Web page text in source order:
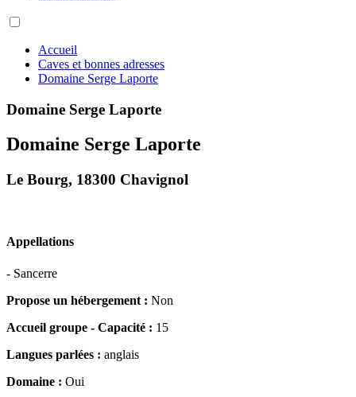
Accueil
Caves et bonnes adresses
Domaine Serge Laporte
Domaine Serge Laporte
Domaine Serge Laporte
Le Bourg, 18300 Chavignol
Appellations
- Sancerre
Propose un hébergement : Non
Accueil groupe - Capacité : 15
Langues parlées : anglais
Domaine : Oui